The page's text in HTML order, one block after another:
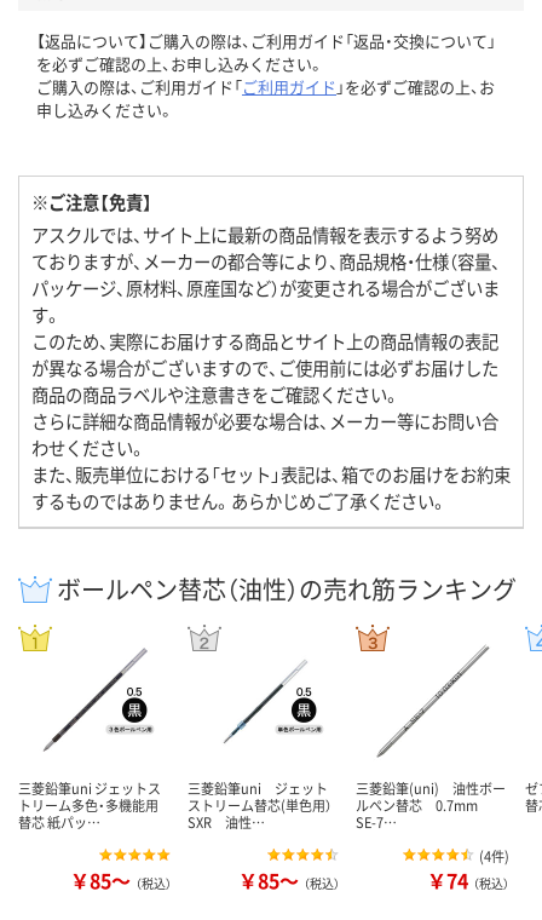
【返品について】ご購入の際は、ご利用ガイド「返品・交換について」
を必ずご確認の上、お申し込みください。
ご購入の際は、ご利用ガイド「ご利用ガイド 」を必ずご確認の上、お
申し込みください。
※ご注意【免責】
アスクルでは、サイト上に最新の商品情報を表示するよう努め
ておりますが、メーカーの都合等により、商品規格・仕様（容量、
パッケージ、原材料、原産国など）が変更される場合がございま
す。
このため、実際にお届けする商品とサイト上の商品情報の表記
が異なる場合がございますので、ご使用前には必ずお届けした
商品の商品ラベルや注意書きをご確認ください。
さらに詳細な商品情報が必要な場合は、メーカー等にお問い合
わせください。
また、販売単位における「セット」表記は、箱でのお届けをお約束
するものではありません。あらかじめご了承ください。
ボールペン替芯（油性）の売れ筋ランキング
三菱鉛筆uni ジェットス
トリーム多色・多機能用
替芯 紙パッ…
￥85～ （税込）
三菱鉛筆uni ジェット
ストリーム替芯(単色用）
SXR 油性…
￥85～ （税込）
三菱鉛筆(uni) 油性ボー
ルペン替芯 0.7mm
SE-7…
(4件)
￥74 （税込）